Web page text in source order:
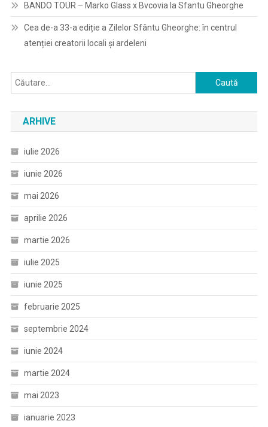
BANDO TOUR – Marko Glass x Bvcovia la Sfantu Gheorghe
Cea de-a 33-a ediție a Zilelor Sfântu Gheorghe: în centrul
atenției creatorii locali și ardeleni
Caută
după:
ARHIVE
iulie 2026
iunie 2026
mai 2026
aprilie 2026
martie 2026
iulie 2025
iunie 2025
februarie 2025
septembrie 2024
iunie 2024
martie 2024
mai 2023
ianuarie 2023